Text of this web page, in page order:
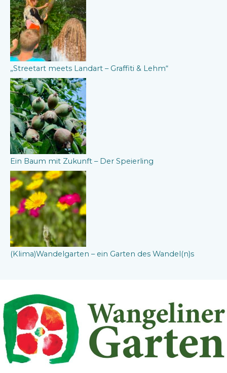
„Streetart meets Landart – Graffiti & Lehm“
Ein Baum mit Zukunft – Der Speierling
(Klima)Wandelgarten – ein Garten des Wandel(n)s